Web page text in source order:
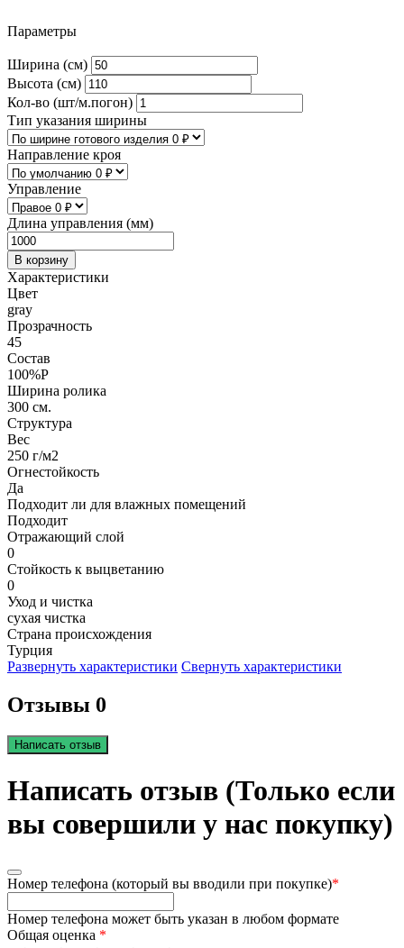
Параметры
Ширина (см)
Высота (см)
Кол-во (шт/м.погон)
Тип указания ширины
Направление кроя
Управление
Длина управления (мм)
В корзину
Характеристики
Цвет
gray
Прозрачность
45
Состав
100%P
Ширина ролика
300 см.
Структура
Вес
250 г/м2
Огнестойкость
Да
Подходит ли для влажных помещений
Подходит
Отражающий слой
0
Стойкость к выцветанию
0
Уход и чистка
сухая чистка
Страна происхождения
Турция
Развернуть характеристики Свернуть характеристики
Отзывы 0
Написать отзыв
Написать отзыв (Только если
вы совершили у нас покупку)
Номер телефона (который вы вводили при покупке)*
Номер телефона может быть указан в любом формате
Общая оценка *